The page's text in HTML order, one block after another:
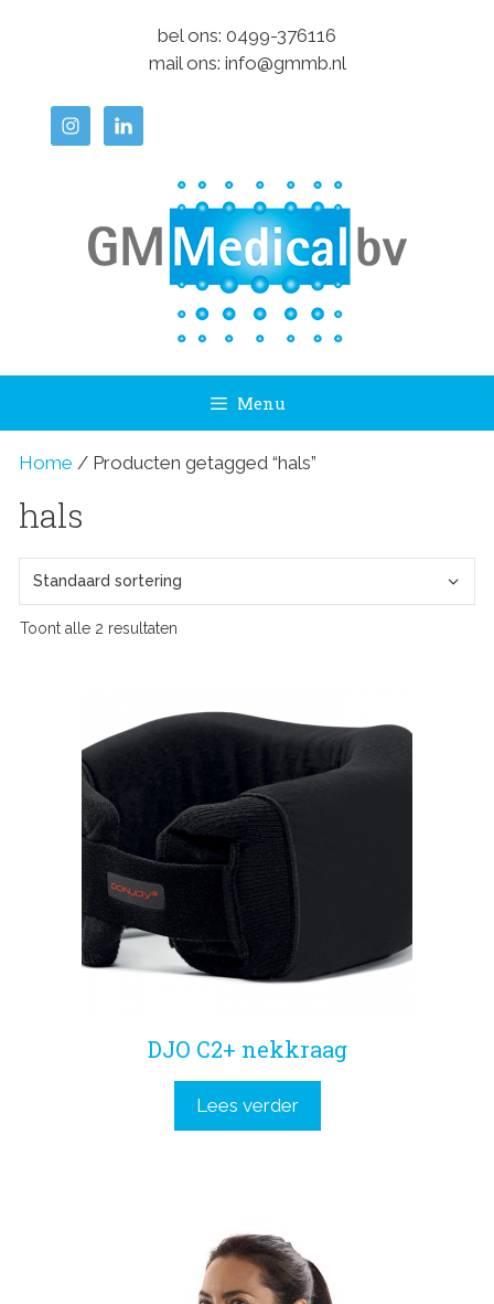
bel ons: 0499-376116
mail ons: info@gmmb.nl
Menu
Home / Producten getagged “hals”
hals
Toont alle 2 resultaten
DJO C2+ nekkraag
Lees verder